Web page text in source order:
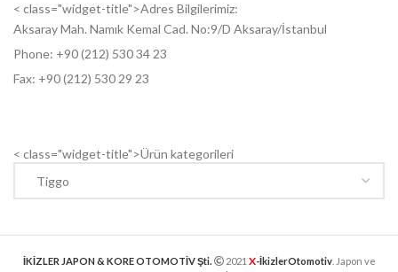
< class="widget-title">Adres Bilgilerimiz:
Aksaray Mah. Namık Kemal Cad. No:9/D Aksaray/İstanbul
Phone: +90 (212) 530 34 23
Fax: +90 (212) 530 29 23
< class="widget-title">Ürün kategorileri
İKİZLER JAPON & KORE OTOMOTİV Şti. 2021 X-İkizlerOtomotiv. Japon ve